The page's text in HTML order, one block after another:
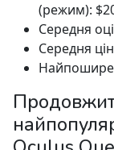
(режим):
Середня
Середня